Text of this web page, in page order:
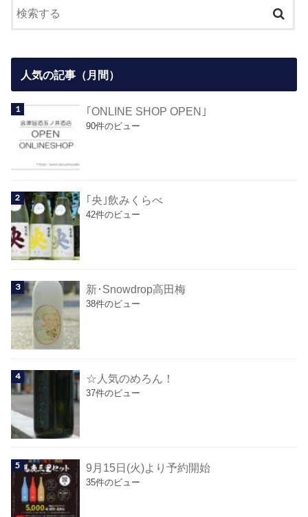
人気の記事（月間）
｢ONLINE SHOP OPEN｣
90件のビュー
｢央｣飲みくらべ
42件のビュー
新･Snowdrop高田梅
38件のビュー
☆人気のめろん！
37件のビュー
9月15日(火)より予約開始
35件のビュー